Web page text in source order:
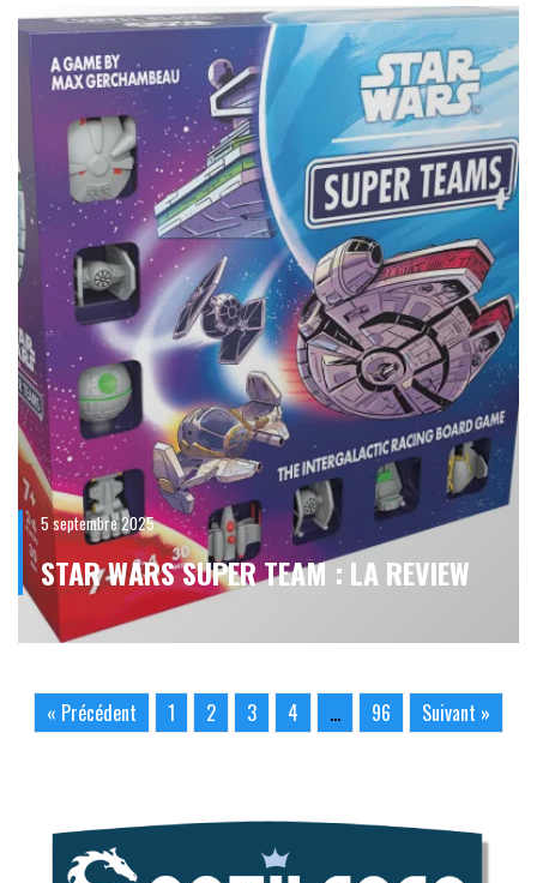
5 septembre 2025
STAR WARS SUPER TEAM : LA REVIEW
« Précédent 1 2 3 4 … 96 Suivant »